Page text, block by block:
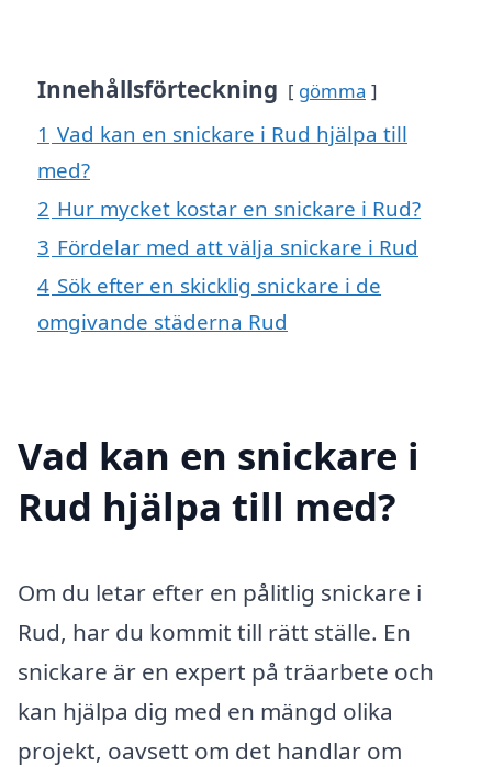
Innehållsförteckning gömma
1 Vad kan en snickare i Rud hjälpa till
med?
2 Hur mycket kostar en snickare i Rud?
3 Fördelar med att välja snickare i Rud
4 Sök efter en skicklig snickare i de
omgivande städerna Rud
Vad kan en snickare i
Rud hjälpa till med?
Om du letar efter en pålitlig snickare i
Rud, har du kommit till rätt ställe. En
snickare är en expert på träarbete och
kan hjälpa dig med en mängd olika
projekt, oavsett om det handlar om